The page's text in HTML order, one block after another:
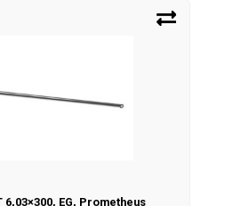
6,03×300, EG, Prometheus